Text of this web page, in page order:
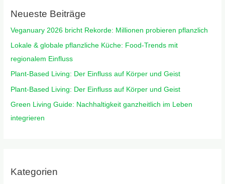
Neueste Beiträge
Veganuary 2026 bricht Rekorde: Millionen probieren pflanzlich
Lokale & globale pflanzliche Küche: Food-Trends mit
regionalem Einfluss
Plant-Based Living: Der Einfluss auf Körper und Geist
Plant-Based Living: Der Einfluss auf Körper und Geist
Green Living Guide: Nachhaltigkeit ganzheitlich im Leben
integrieren
Kategorien